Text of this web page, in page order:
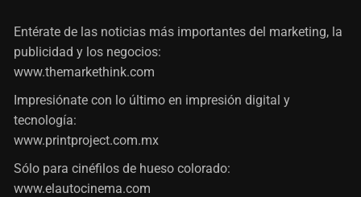
Entérate de las noticias más importantes del marketing, la
publicidad y los negocios:
www.themarkethink.com
Impresiónate con lo último en impresión digital y
tecnología:
www.printproject.com.mx
Sólo para cinéfilos de hueso colorado:
www.elautocinema.com